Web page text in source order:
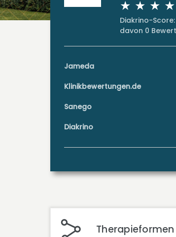
Diakrino-
davon 0
Jameda
Klinikbewertungen.de
Sanego
Diakrino